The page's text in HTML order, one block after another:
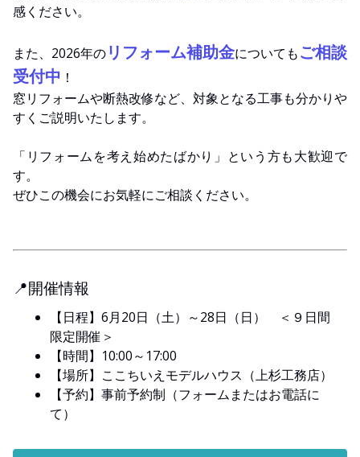
感ください。
また、2026年のリフォーム補助金についてもご相談
受付中 ！
窓リフォームや断熱改修など、対象となる工事も分かりや
すくご説明いたします。
「リフォームを考え始めたばかり」という方も大歓迎で
す。
ぜひこの機会にお気軽にご相談ください。
📍開催情報
【日程】6月20日（土）～28日（日） ＜９日間
限定開催＞
【時間】10:00～17:00
【場所】ここちいえモデルハウス（上杉工務店）
【予約】事前予約制（フォームまたはお電話に
て）